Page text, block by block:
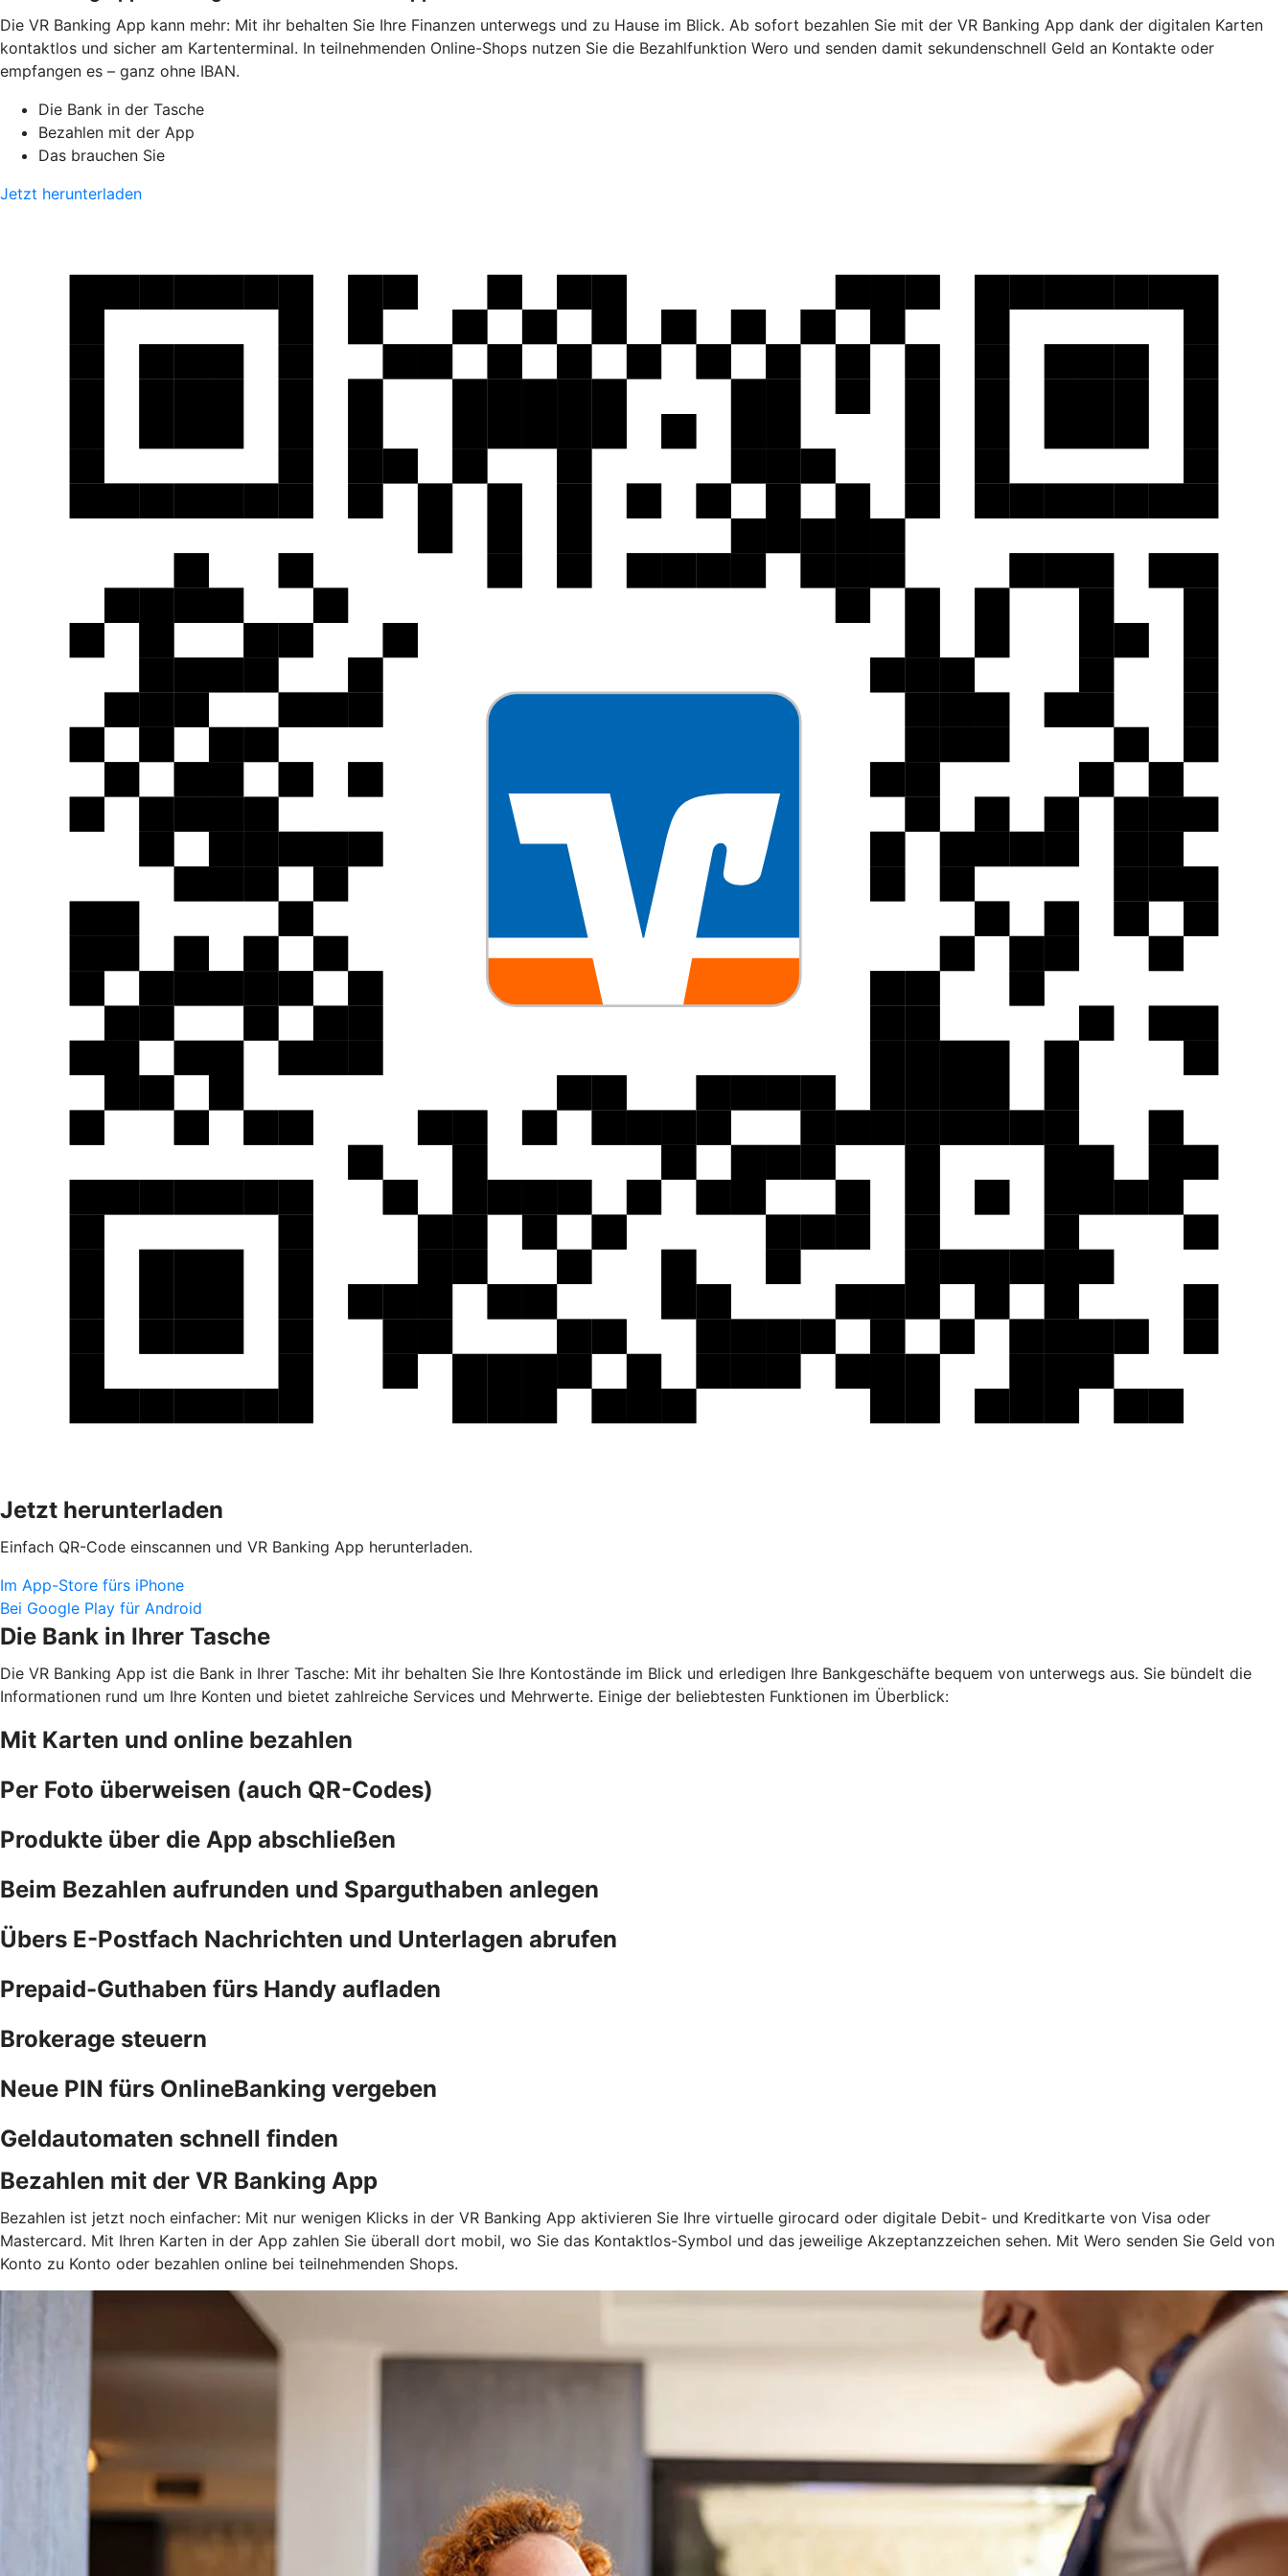
Die VR Banking App kann mehr: Mit ihr behalten Sie Ihre Finanzen unterwegs und zu Hause im Blick. Ab sofort bezahlen Sie mit der VR Banking App dank der digitalen Karten
kontaktlos und sicher am Kartenterminal. In teilnehmenden Online-Shops nutzen Sie die Bezahlfunktion Wero und senden damit sekundenschnell Geld an Kontakte oder
empfangen es – ganz ohne IBAN.
Die Bank in der Tasche
Bezahlen mit der App
Das brauchen Sie
Jetzt herunterladen
Jetzt herunterladen
Einfach QR-Code einscannen und VR Banking App herunterladen.
Im App-Store fürs iPhone
Bei Google Play für Android
Die Bank in Ihrer Tasche
Die VR Banking App ist die Bank in Ihrer Tasche: Mit ihr behalten Sie Ihre Kontostände im Blick und erledigen Ihre Bankgeschäfte bequem von unterwegs aus. Sie bündelt die
Informationen rund um Ihre Konten und bietet zahlreiche Services und Mehrwerte. Einige der beliebtesten Funktionen im Überblick:
Mit Karten und online bezahlen
Per Foto überweisen (auch QR-Codes)
Produkte über die App abschließen
Beim Bezahlen aufrunden und Sparguthaben anlegen
Übers E-Postfach Nachrichten und Unterlagen abrufen
Prepaid-Guthaben fürs Handy aufladen
Brokerage steuern
Neue PIN fürs OnlineBanking vergeben
Geldautomaten schnell finden
Bezahlen mit der VR Banking App
Bezahlen ist jetzt noch einfacher: Mit nur wenigen Klicks in der VR Banking App aktivieren Sie Ihre virtuelle girocard oder digitale Debit- und Kreditkarte von Visa oder
Mastercard. Mit Ihren Karten in der App zahlen Sie überall dort mobil, wo Sie das Kontaktlos-Symbol und das jeweilige Akzeptanzzeichen sehen. Mit Wero senden Sie Geld von
Konto zu Konto oder bezahlen online bei teilnehmenden Shops.